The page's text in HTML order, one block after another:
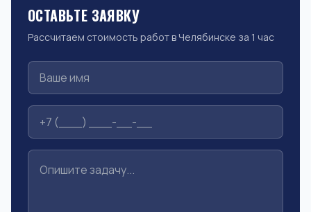
ОСТАВЬТЕ ЗАЯВКУ
Рассчитаем стоимость работ в Челябинске за 1 час